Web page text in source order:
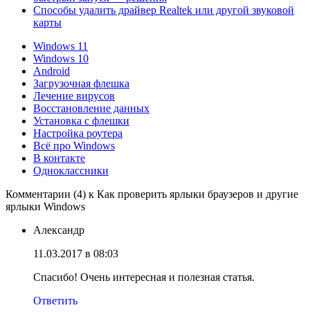
Способы удалить драйвер Realtek или другой звуковой
карты
Windows 11
Windows 10
Android
Загрузочная флешка
Лечение вирусов
Восстановление данных
Установка с флешки
Настройка роутера
Всё про Windows
В контакте
Одноклассники
Комментарии (4) к Как проверить ярлыки браузеров и другие
ярлыки Windows
Александр
11.03.2017 в 08:03
Спасибо! Очень интересная и полезная статья.
Ответить